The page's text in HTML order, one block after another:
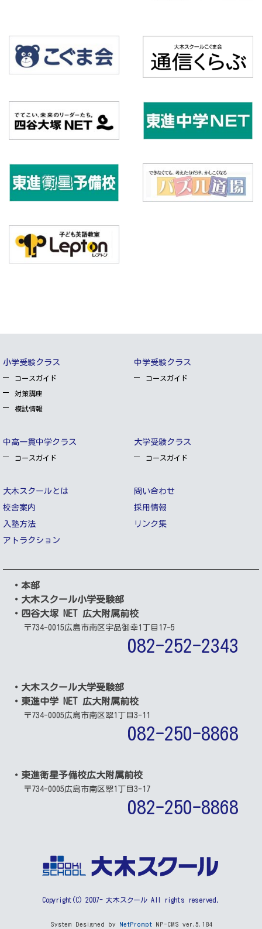
小学受験クラス
コースガイド
対策講座
模試情報
中学受験クラス
コースガイド
中高一貫中学クラス
コースガイド
大学受験クラス
コースガイド
大木スクールとは
校舎案内
入塾方法
アトラクション
問い合わせ
採用情報
リンク集
・本部
・大木スクール小学受験部
・四谷大塚 NET 広大附属前校
〒734-0015広島市南区宇品御幸1丁目17-5
082-252-2343
・大木スクール大学受験部
・東進中学 NET 広大附属前校
〒734-0005広島市南区翠1丁目3-11
082-250-8868
・東進衛星予備校広大附属前校
〒734-0005広島市南区翠1丁目3-17
082-250-8868
Copyright(C) 2007- 大木スクール All rights reserved.
System Designed by NetPromptNP-CMS ver.5.184